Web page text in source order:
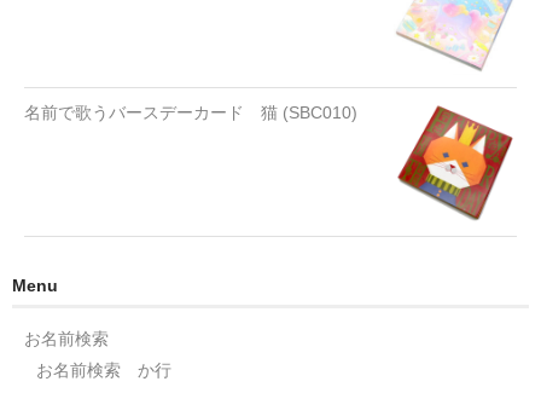
名前で歌うバースデーカード 猫 (SBC010)
Menu
お名前検索
お名前検索 か行